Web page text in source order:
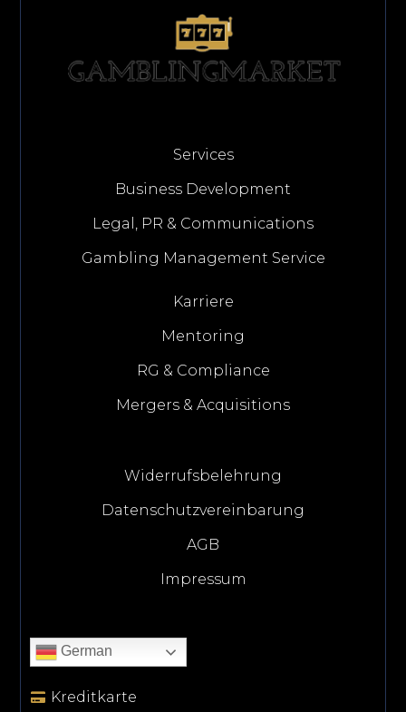
Services
Business Development
Legal, PR & Communications
Gambling Management Service
Karriere
Mentoring
RG & Compliance
Mergers & Acquisitions
Widerrufsbelehrung
Datenschutzvereinbarung
AGB
Impressum
German
Kreditkarte